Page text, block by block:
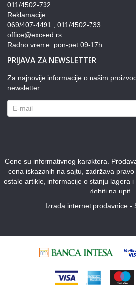
011/4502-732
Reklamacije:
069/407-4491 , 011/4502-733
office@exceed.rs
Radno vreme: pon-pet 09-17h
PRIJAVA ZA NEWSLETTER
Za najnovije informacije o našim
newsletter
Cene su informativnog karaktera.
cena iskazanih na sajtu, zadržava
ostale artikle, informacije o stanju lagera
dobiti na upit.
Izrada internet prodavnice -